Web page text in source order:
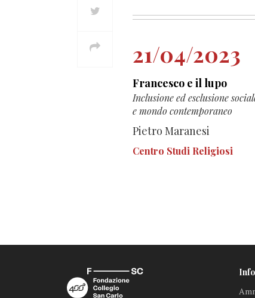
21/04/2023
Francesco e il lupo
Inclusione ed esclusione
e mondo contemporaneo
Pietro Maranesi
Centro Studi Religiosi